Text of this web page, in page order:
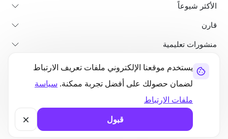
يستخدم موقعنا الإلكتروني ملفات تعريف الارتباط
لضمان حصولك على أفضل تجربة ممكنة. سياسة
ملفات الارتباط
قبول
الأكثر شيوعاً
قارن
منشورات تعليمية
من نحن
خريطة الموقع